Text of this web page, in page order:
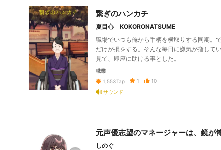
繋ぎのハンカチ
夏目心 KOKORONATSUME
職場でいつも俺から手柄を横取りする同期。
だけが損をする。そんな毎日に嫌気が指して
見て、即座に助ける事とした。
職業
1,553Tap 1
10
サウンド
元声優志望のマネージャーは、鏡が
しのぐ